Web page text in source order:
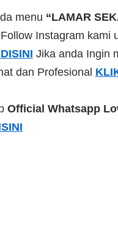
menu “LAMAR
Instagram kami
Jika anda Ingin
dan Profesional
Official Whatsapp